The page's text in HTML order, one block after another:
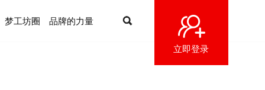
立即登录
梦工坊圈 品牌的力量